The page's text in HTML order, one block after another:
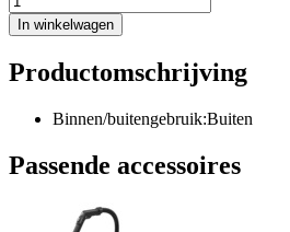
In winkelwagen
Productomschrijving
Binnen/buitengebruik:Buiten
Passende accessoires